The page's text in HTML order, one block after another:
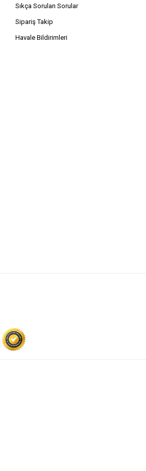
Sıkça Sorulan Sorular
Sipariş Takip
Havale Bildirimleri